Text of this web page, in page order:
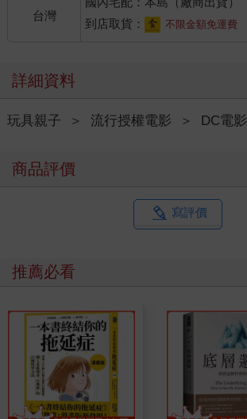
台灣
到店取貨：
不限金額免運費
詳細資料
玩具親子 ＞ 流行授權電影 ＞ DC電影
商品評價
寫評價
推薦必看